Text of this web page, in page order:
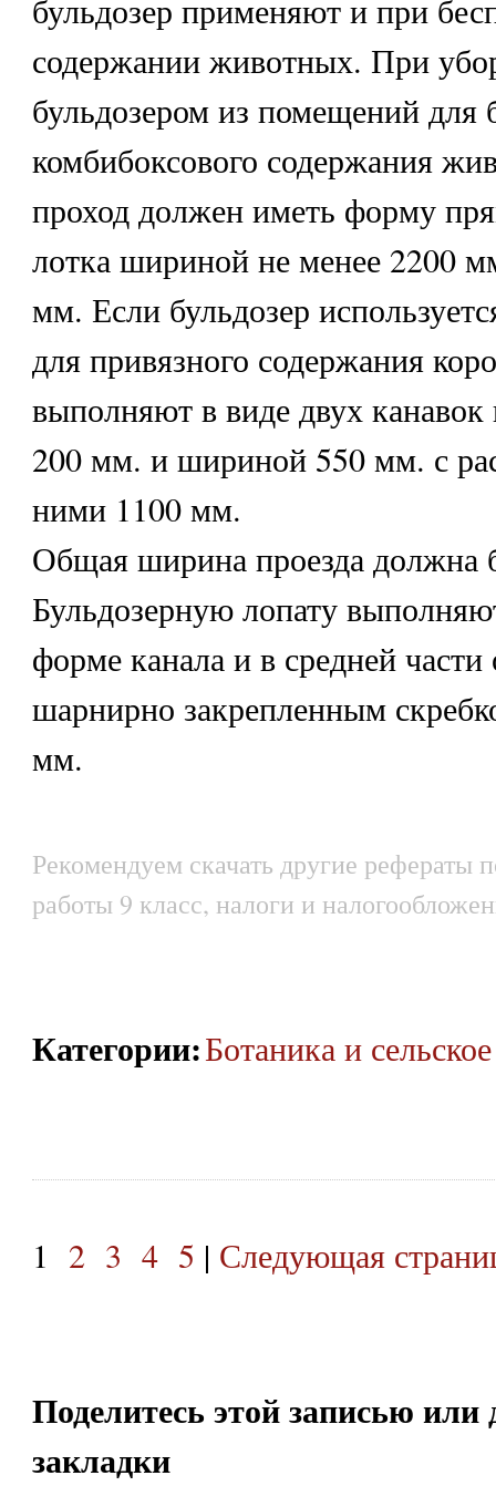
бульдозер применяют и при
содержании животных. При
бульдозером из помещений для
комбибоксового содержания
проход должен иметь форму
лотка шириной не менее 2200
мм. Если бульдозер
для привязного содержания
выполняют в виде двух канавок
200 мм. и шириной 550 мм. с
ними 1100 мм.
Общая ширина проезда должна
Бульдозерную лопату
форме канала и в средней
шарнирно закрепленным
мм.
Рекомендуем скачать другие рефераты
работы 9 класс, налоги и
Категории:Ботаника и
1 2 3 4 5 | Следующая
Поделитесь этой записью или
закладки